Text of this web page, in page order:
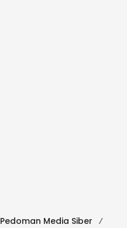
Pedoman Media Siber